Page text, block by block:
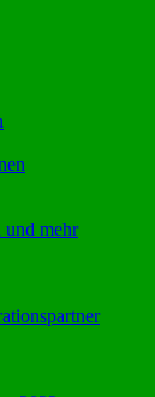
und mehr